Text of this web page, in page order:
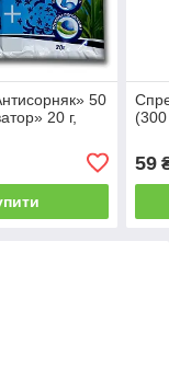
50
20 г,
59